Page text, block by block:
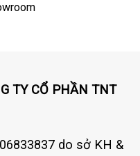
TY CỔ PHẦN TNT
do sở KH &